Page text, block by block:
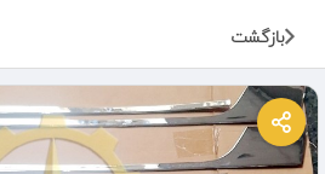
بازگشت